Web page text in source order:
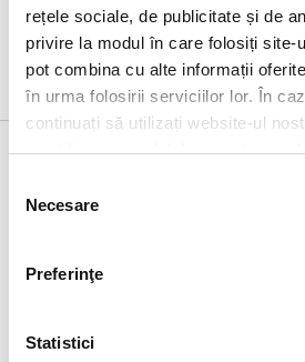
rețele sociale, de publicitate și de
privire la modul în care folosiți site-
pot combina cu alte informații
în urma folosirii serviciilor lor. În
continuați să utilizați website-ul
cu utilizarea modulelor noastre
consimțământului
Necesare
Preferinţe
Statistici
Despre noi
Despre noi
Kroc
digitală
Restaurante